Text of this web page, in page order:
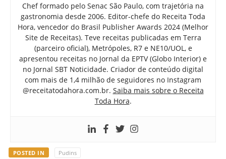
Chef formado pelo Senac São Paulo, com trajetória na
gastronomia desde 2006. Editor-chefe do Receita Toda
Hora, vencedor do Brasil Publisher Awards 2024 (Melhor
Site de Receitas). Teve receitas publicadas em Terra
(parceiro oficial), Metrópoles, R7 e NE10/UOL, e
apresentou receitas no Jornal da EPTV (Globo Interior) e
no Jornal SBT Noticidade. Criador de conteúdo digital
com mais de 1,4 milhão de seguidores no Instagram
@receitatodahora.com.br. Saiba mais sobre o Receita
Toda Hora.
POSTED IN Pudins